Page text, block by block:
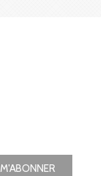
M'ABONNER